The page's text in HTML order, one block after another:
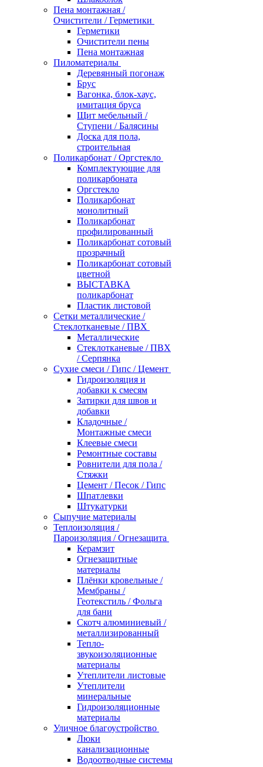
Пена монтажная /
Очистители / Герметики
Герметики
Очистители пены
Пена монтажная
Пиломатериалы
Деревянный погонаж
Брус
Вагонка, блок-хаус,
имитация бруса
Щит мебельный /
Ступени / Балясины
Доска для пола,
строительная
Поликарбонат / Оргстекло
Комплектующие для
поликарбоната
Оргстекло
Поликарбонат
монолитный
Поликарбонат
профилированный
Поликарбонат сотовый
прозрачный
Поликарбонат сотовый
цветной
ВЫСТАВКА
поликарбонат
Пластик листовой
Сетки металлические /
Стеклотканевые / ПВХ
Металлические
Стеклотканевые / ПВХ
/ Серпянка
Сухие смеси / Гипс / Цемент
Гидроизоляция и
добавки к смесям
Затирки для швов и
добавки
Кладочные /
Монтажные смеси
Клеевые смеси
Ремонтные составы
Ровнители для пола /
Стяжки
Цемент / Песок / Гипс
Шпатлевки
Штукатурки
Сыпучие материалы
Теплоизоляция /
Пароизоляция / Огнезащита
Керамзит
Огнезащитные
материалы
Плёнки кровельные /
Мембраны /
Геотекстиль / Фольга
для бани
Скотч алюминиевый /
металлизированный
Тепло-
звукоизоляционные
материалы
Утеплители листовые
Утеплители
минеральные
Гидроизоляционные
материалы
Уличное благоустройство
Люки
канализационные
Водоотводные системы